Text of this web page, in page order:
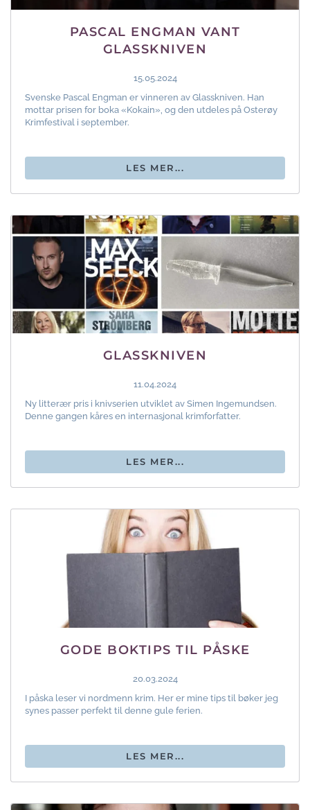
PASCAL ENGMAN VANT
GLASSKNIVEN
15.05.2024
Svenske Pascal Engman er vinneren av Glasskniven. Han
mottar prisen for boka «Kokain», og den utdeles på Osterøy
Krimfestival i september.
LES MER...
GLASSKNIVEN
11.04.2024
Ny litterær pris i knivserien utviklet av Simen Ingemundsen.
Denne gangen kåres en internasjonal krimforfatter.
LES MER...
GODE BOKTIPS TIL PÅSKE
20.03.2024
I påska leser vi nordmenn krim. Her er mine tips til bøker jeg
synes passer perfekt til denne gule ferien.
LES MER...